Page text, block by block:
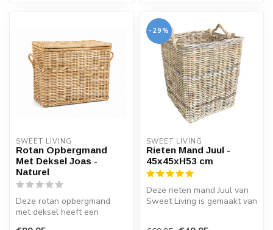
SWEET LIVING
Rotan Opbergmand
Met Deksel Joas -
Naturel
Deze rotan opbergmand
met deksel heeft een
-29%
SWEET LIVING
Rieten Mand Juul -
45x45xH53 cm
Deze rieten mand Juul van
Sweet Living is gemaakt van